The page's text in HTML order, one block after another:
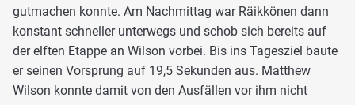
gutmachen konnte. Am Nachmittag war Räikkönen dann
konstant schneller unterwegs und schob sich bereits auf
der elften Etappe an Wilson vorbei. Bis ins Tagesziel baute
er seinen Vorsprung auf 19,5 Sekunden aus. Matthew
Wilson konnte damit von den Ausfällen vor ihm nicht